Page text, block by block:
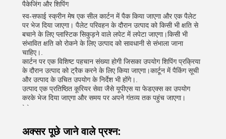
पैकेजिंग और शिपिंग
स्व-सफाई स्क्रीन मेष एक सील कार्टन में पैक किया जाएगा और एक पैलेट
पर भेज दिया जाएगा। पैलेट परिवहन के दौरान उत्पाद को किसी भी क्षति से
बचाने के लिए प्लास्टिक सिकुड़ने वाले लपेट में लपेटा जाएगा।किसी भी
संभावित क्षति को रोकने के लिए उत्पाद को सावधानी से संभाला जाना
चाहिए।.
कार्टन पर एक विशिष्ट पहचान संख्या होगी जिसका उपयोग शिपिंग प्रक्रिया
के दौरान उत्पाद को ट्रैक करने के लिए किया जाएगा।कार्टून में पैकिंग सूची
और उत्पाद के उचित उपयोग के निर्देश भी होंगे।.
उत्पाद एक प्रतिष्ठित कूरियर सेवा जैसे यूपीएस या फेडएक्स का उपयोग
करके भेज दिया जाएगा और समय पर अपने गंतव्य तक पहुंच जाएगा।
` `
अक्सर पूछे जाने वाले प्रश्न: